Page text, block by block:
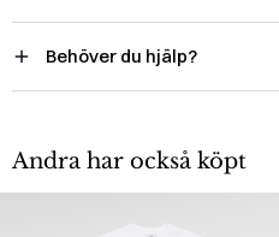
Behöver du hjälp?
Andra har också köpt